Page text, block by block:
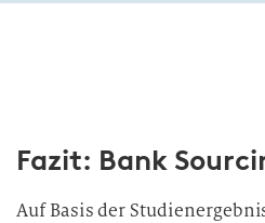
Fazit: Bank
Auf Basis der